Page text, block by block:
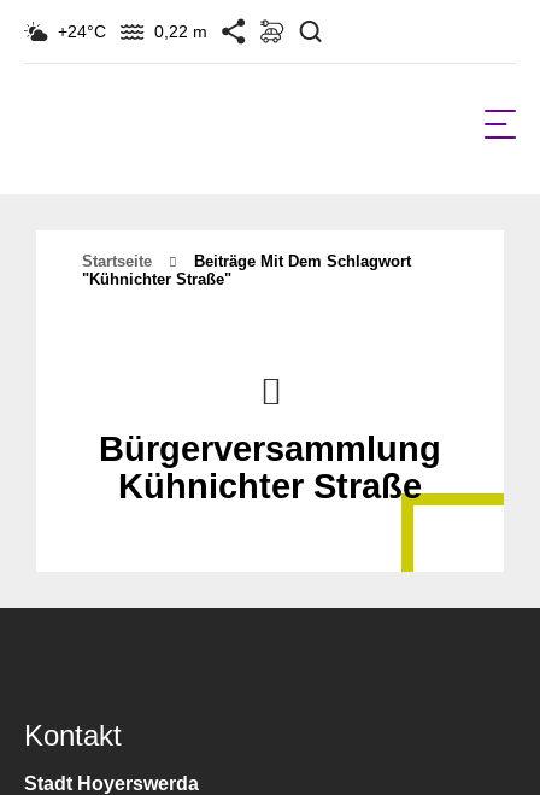
+24°C 0,22 m
Startseite
Beiträge Mit Dem Schlagwort
"Kühnichter Straße"
Bürgerversammlung
Kühnichter Straße
Kontakt
Stadt Hoyerswerda